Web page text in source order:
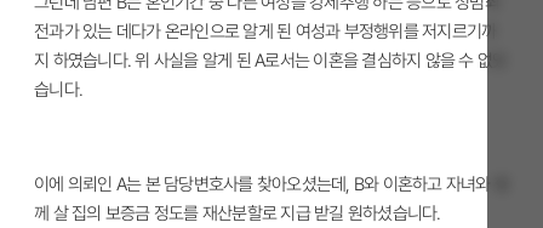
전과가 있는 데다가 온라인으로 알게 된 여성과 부정행위를 저지르기까
지 하였습니다. 위 사실을 알게 된 A로서는 이혼을 결심하지 않을 수 없었
습니다.
이에 의뢰인 A는 본 담당변호사를 찾아오셨는데, B와 이혼하고 자녀와 함
께 살 집의 보증금 정도를 재산분할로 지급 받길 원하셨습니다.